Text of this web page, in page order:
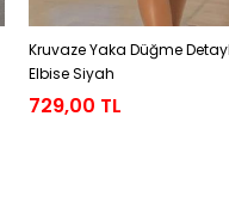
Kruvaze Yaka Düğme
Elbise Siyah
729,00 TL